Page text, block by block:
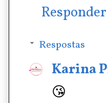
Responder
Respostas
Karina
😘